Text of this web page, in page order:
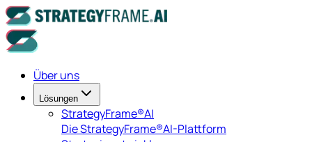
Über uns
Lösungen
StrategyFrame®AI
Die StrategyFrame®AI-Plattform